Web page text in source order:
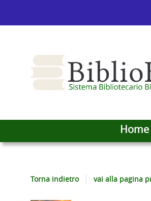
Home
Torna indietro vai alla pagina